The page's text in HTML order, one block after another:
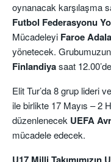
oynanacak karşılaşma
Futbol Federasyonu
Mücadeleyi Faroe
yönetecek.
Finlandiyasaat
Elit Tur’da 8 grup lideri
ile birlikte 17 Mayıs – 2
düzenlenecek UEFA
mücadele edecek.